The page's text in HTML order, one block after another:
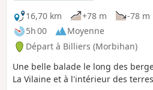
16,70 km
+78 m
-78 m
5h 00
Moyenne
Départ à Billiers (Morbihan)
Une belle balade le long des
La Vilaine et à l'intérieur des